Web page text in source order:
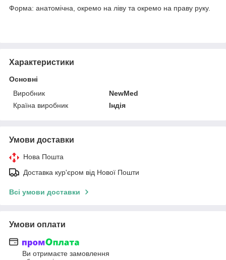
Форма: анатомічна, окремо на ліву та окремо на праву руку.
Характеристики
Основні
Виробник
NewMed
Країна виробник
Індія
Умови доставки
Нова Пошта
Доставка кур'єром від Нової Пошти
Всі умови доставки
Умови оплати
Ви отримаєте замовлення